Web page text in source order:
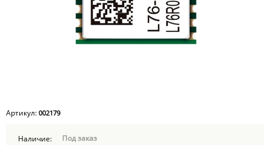
Артикул: 002179
Наличие:
Под заказ